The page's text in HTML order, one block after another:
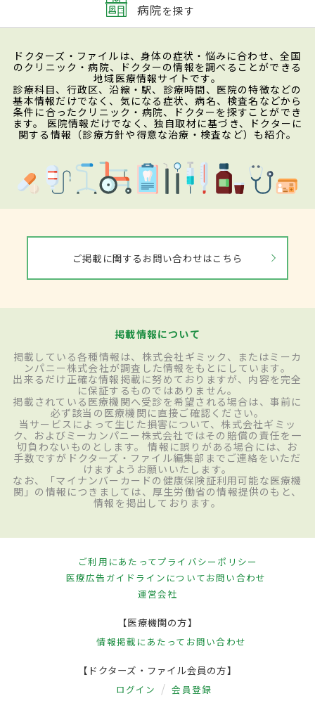
病院を探す
ドクターズ・ファイルは、身体の症状・悩みに合わせ、全国
のクリニック・病院、ドクターの情報を調べることができる
地域医療情報サイトです。
診療科目、行政区、沿線・駅、診療時間、医院の特徴などの
基本情報だけでなく、気になる症状、病名、検査名などから
条件に合ったクリニック・病院、ドクターを探すことができ
ます。 医院情報だけでなく、独自取材に基づき、ドクターに
関する情報（診療方針や得意な治療・検査など）も紹介。
ご掲載に関するお問い合わせはこちら
掲載情報について
掲載している各種情報は、株式会社ギミック、またはミーカ
ンパニー株式会社が調査した情報をもとにしています。
出来るだけ正確な情報掲載に努めておりますが、内容を完全
に保証するものではありません。
掲載されている医療機関へ受診を希望される場合は、事前に
必ず該当の医療機関に直接ご確認ください。
当サービスによって生じた損害について、株式会社ギミッ
ク、およびミーカンパニー株式会社ではその賠償の責任を一
切負わないものとします。 情報に誤りがある場合には、お
手数ですがドクターズ・ファイル編集部までご連絡をいただ
けますようお願いいたします。
なお、「マイナンバーカードの健康保険証利用可能な医療機
関」の情報につきましては、厚生労働省の情報提供のもと、
情報を掲出しております。
ご利用にあたってプライバシーポリシー
医療広告ガイドラインについてお問い合わせ
運営会社
【医療機関の方】
情報掲載にあたって お問い合わせ
【ドクターズ・ファイル会員の方】
ログイン 会員登録